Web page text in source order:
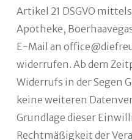
Artikel 21 DSGVO
Apotheke,
E-Mail an
widerrufen. Ab dem
Widerrufs in der Segen
keine weiteren
Grundlage dieser
Rechtmäßigkeit der